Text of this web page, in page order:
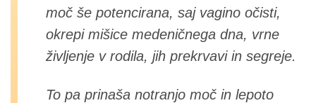
moč še potencirana, saj vagino očisti,
okrepi mišice medeničnega dna, vrne
življenje v rodila, jih prekrvavi in segreje.
To pa prinaša notranjo moč in lepoto